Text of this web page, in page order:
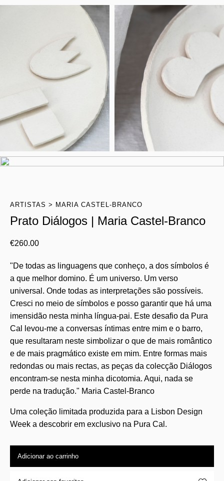
ARTISTAS MARIA CASTEL-BRANCO
Prato Diálogos | Maria Castel-Branco
€260.00
"De todas as linguagens que conheço, a dos símbolos é
a que melhor domino. É um universo. Um verso
universal. Onde todas as interpretações são possíveis.
Cresci no meio de símbolos e posso garantir que há uma
imensidão nesta minha língua-pai. Este desafio da Pura
Cal levou-me a conversas íntimas entre mim e o barro,
que resultaram neste simbolizar o que de mais romântico
e de mais pragmático existe em mim. Entre formas mais
redondas ou mais rectas, as peças da colecção Diálogos
encontram-se nesta minha dicotomia. Aqui, nada se
perde na tradução." Maria Castel-Branco
Uma coleção limitada produzida para a Lisbon Design
Week a descobrir em exclusivo na Pura Cal.
Adicionar ao carrinho